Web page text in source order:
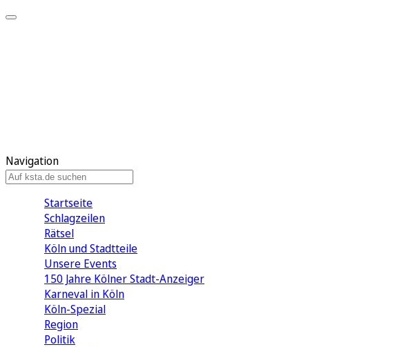
Navigation
Startseite
Schlagzeilen
Rätsel
Köln und Stadtteile
Unsere Events
150 Jahre Kölner Stadt-Anzeiger
Karneval in Köln
Köln-Spezial
Region
Politik